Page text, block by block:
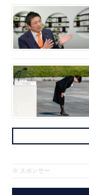
※ スポンサー